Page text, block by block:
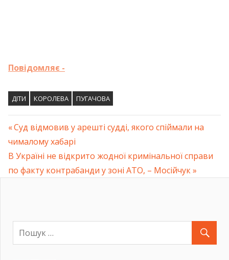
Повідомляє -
ДІТИ КОРОЛЕВА ПУГАЧОВА
Навігація
записів
Previous
Post:
Суд відмовив у арешті судді, якого спіймали на
чималому хабарі
Next
Post:
В Україні не відкрито жодної кримінальної справи
по факту контрабанди у зоні АТО, – Мосійчук